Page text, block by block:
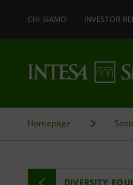
CHI SIAMO INVESTOR
Homepage
DIVERSITY,